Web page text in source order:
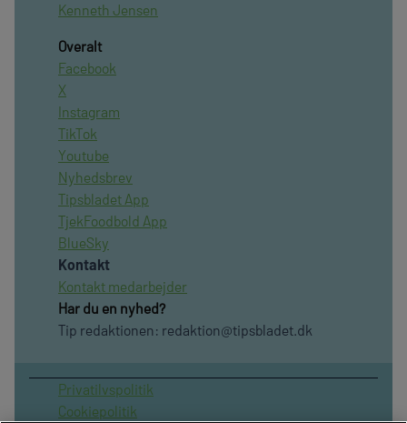
Kenneth Jensen
Overalt
Facebook
X
Instagram
TikTok
Youtube
Nyhedsbrev
Tipsbladet App
TjekFoodbold App
BlueSky
Kontakt
Kontakt medarbejder
Har du en nyhed?
Tip redaktionen: redaktion@tipsbladet.dk
Privatilvspolitik
Cookiepolitik